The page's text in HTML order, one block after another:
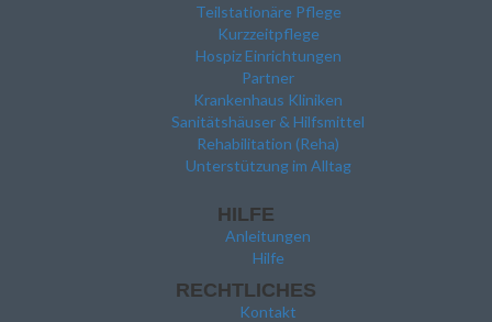
Teilstationäre Pflege
Kurzzeitpflege
Hospiz Einrichtungen
Partner
Krankenhaus Kliniken
Sanitätshäuser & Hilfsmittel
Rehabilitation (Reha)
Unterstützung im Alltag
HILFE
Anleitungen
Hilfe
RECHTLICHES
Kontakt